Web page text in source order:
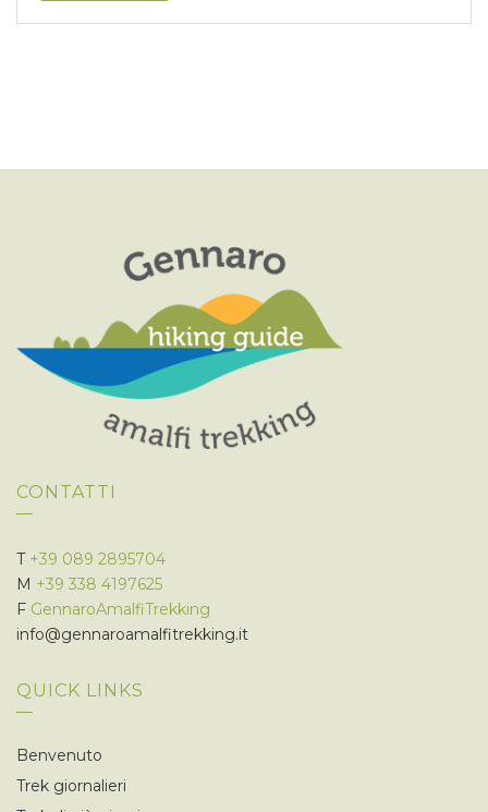
CONTATTI
T +39 089 2895704
M +39 338 4197625
F GennaroAmalfiTrekking
info@gennaroamalfitrekking.it
QUICK LINKS
Benvenuto
Trek giornalieri